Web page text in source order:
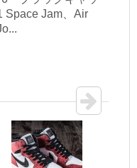
Space Jam、Air